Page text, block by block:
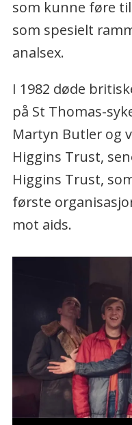
som kunne føre
som spesielt
analsex.
I 1982 døde
på St Thomas-
Martyn Butler og
Higgins Trust,
Higgins Trust,
første
mot aids.